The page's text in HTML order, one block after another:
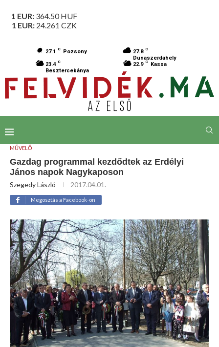
1 EUR: 364.50HUF
1 EUR: 24.261 CZK
27.1 C Pozsony 27.8 C
Dunaszerdahely
23.4 C
Besztercebánya
22.9 C Kassa
MŰVELŐ
Gazdag programmal kezdődtek az Erdélyi
János napok Nagykaposon
Szegedy László 2017.04.01.
Megosztás a Facebook-on